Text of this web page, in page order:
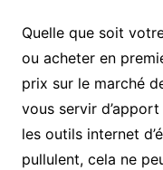
Quelle que soit
ou acheter en
prix sur le marché
vous servir
les outils internet
pullulent, cela ne